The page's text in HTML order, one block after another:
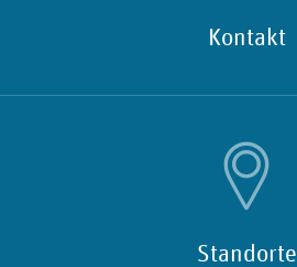
Kontakt
Standorte